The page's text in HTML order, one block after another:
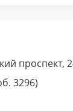
проспект,
3296)